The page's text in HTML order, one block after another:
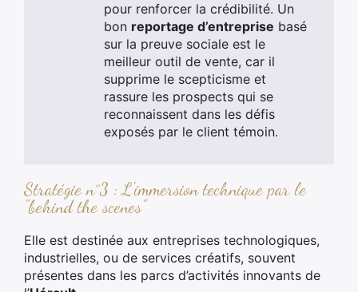
pour renforcer la crédibilité. Un
bon reportage d’entreprise basé
sur la preuve sociale est le
meilleur outil de vente, car il
supprime le scepticisme et
rassure les prospects qui se
reconnaissent dans les défis
exposés par le client témoin.
Stratégie n°3 : L'immersion technique par le
"behind the scenes"
Elle est destinée aux entreprises technologiques,
industrielles, ou de services créatifs, souvent
présentes dans les parcs d’activités innovants de